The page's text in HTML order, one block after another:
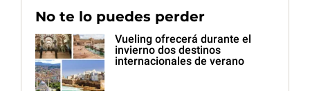
No te lo puedes perder
Vueling ofrecerá durante el
invierno dos destinos
internacionales de verano